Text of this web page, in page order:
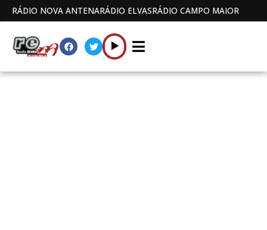
RÁDIO NOVA ANTENARÁDIO ELVASRÁDIO CAMPO MAIOR